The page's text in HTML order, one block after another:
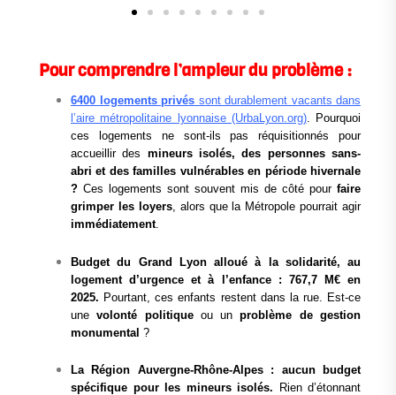
Pour comprendre l’ampleur du problème :
6400 logements privés sont durablement vacants dans
l’aire métropolitaine lyonnaise (UrbaLyon.org). Pourquoi
ces logements ne sont-ils pas réquisitionnés pour
accueillir des mineurs isolés, des personnes sans-
abri et des familles vulnérables en période hivernale
? Ces logements sont souvent mis de côté pour faire
grimper les loyers, alors que la Métropole pourrait agir
immédiatement.
Budget du Grand Lyon alloué à la solidarité, au
logement d’urgence et à l’enfance : 767,7 M€ en
2025. Pourtant, ces enfants restent dans la rue. Est-ce
unevolonté politiqueou unproblème de gestion
monumental ?
La Région Auvergne-Rhône-Alpes : aucun budget
spécifique pour les mineurs isolés. Rien d’étonnant